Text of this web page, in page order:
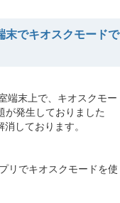
末でキオスクモードで
端末上で、キオスクモー
が発生しておりました
しております。
リでキオスクモードを使